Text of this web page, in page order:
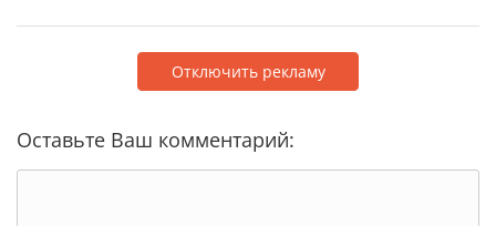
Отключить рекламу
Оставьте Ваш комментарий: